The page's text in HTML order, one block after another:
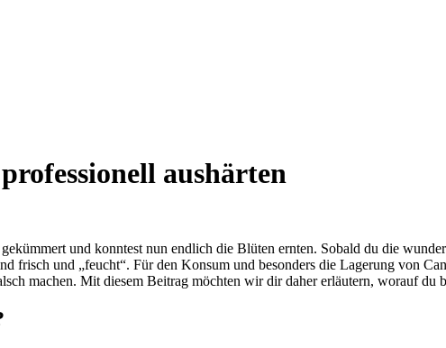
aushärten
und konntest nun endlich die Blüten ernten. Sobald du die
frisch und „feucht“. Für den Konsum und besonders die Lagerung von
machen. Mit diesem Beitrag möchten wir dir daher erläutern, worauf du